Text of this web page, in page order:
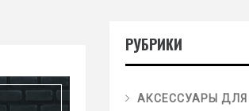
РУБРИКИ
АКСЕССУАРЫ ДЛЯ